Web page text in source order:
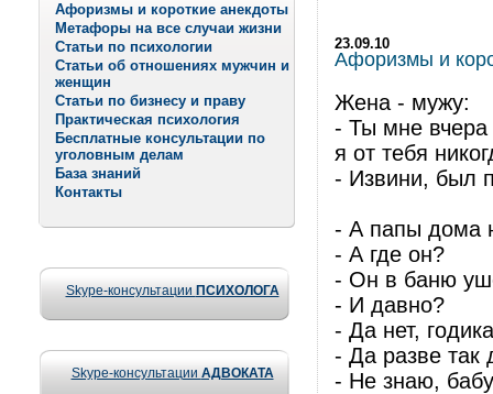
Афоризмы и короткие анекдоты
Метафоры на все случаи жизни
Статьи по психологии
Статьи об отношениях мужчин и
женщин
Статьи по бизнесу и праву
Практическая психология
Бесплатные консультации по
уголовным делам
База знаний
Контакты
Skype-консультации ПСИХОЛОГА
Skype-консультации АДВОКАТА
23.09.10
Афоризмы и
Жена - мужу:
- Ты мне вчера
я от тебя
- Извини, был
- А папы дома
- А где он?
- Он в баню
- И давно?
- Да нет,
- Да разве так
- Не знаю,